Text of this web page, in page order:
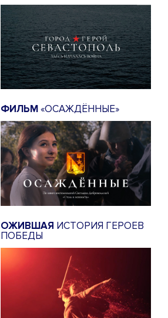
ФИЛЬМ«ОСАЖДЁННЫЕ»
ОЖИВШАЯ ИСТОРИЯ ГЕРОЕВ
ПОБЕДЫ